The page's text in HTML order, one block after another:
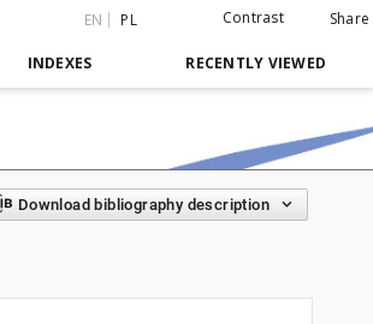
EN PL Contrast Share
INDEXES RECENTLY VIEWED
Download bibliography description